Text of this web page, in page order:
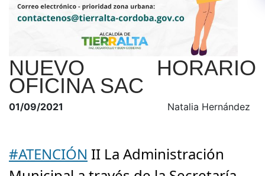
NUEVO HORARIO
OFICINA SAC
01/09/2021 Natalia Hernández
#ATENCIÓN II La Administración